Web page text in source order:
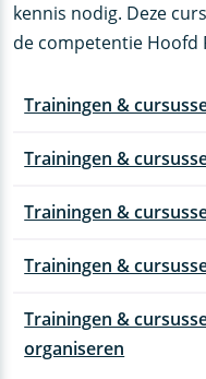
kennis nodig. Deze
de competentie Hoofd
Trainingen &
Trainingen &
Trainingen &
Trainingen &
Trainingen &
organiseren